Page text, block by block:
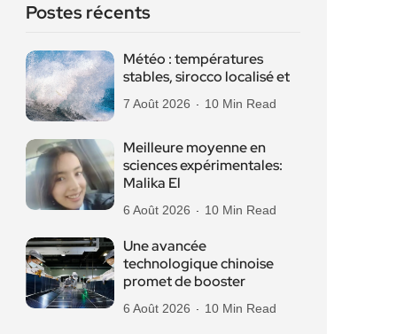
Postes récents
Météo : températures
stables, sirocco localisé et
7 Août 2026 10 Min Read
Meilleure moyenne en
sciences expérimentales:
Malika El
6 Août 2026 10 Min Read
Une avancée
technologique chinoise
promet de booster
6 Août 2026 10 Min Read